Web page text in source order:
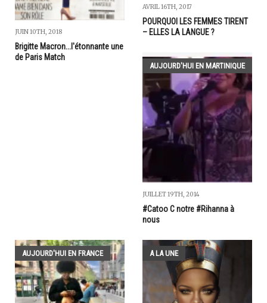
JUIN 10TH, 2018
Brigitte Macron...l'étonnante une
de Paris Match
AVRIL 16TH, 2017
POURQUOI LES FEMMES TIRENT
– ELLES LA LANGUE ?
AUJOURD'HUI EN MARTINIQUE
JUILLET 19TH, 2014
#Catoo C notre #Rihanna à
nous
AUJOURD'HUI EN FRANCE A LA UNE